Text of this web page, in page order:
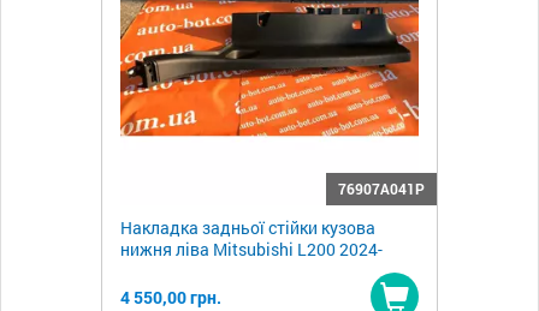
76907A041P
Накладка задньої стійки кузова
нижня ліва Mitsubishi L200 2024-
4 550,00 грн.